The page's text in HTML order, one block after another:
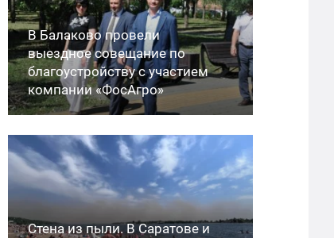
В Балаково провели
выездное совещание по
благоустройству с участием
компании «ФосАгро»
Стена из пыли. В Саратове и